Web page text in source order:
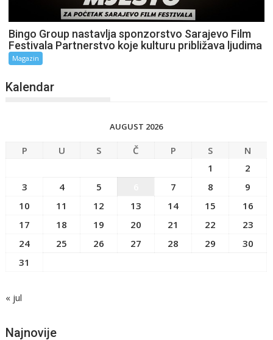
Bingo Group nastavlja sponzorstvo Sarajevo Film
Festivala Partnerstvo koje kulturu približava ljudima
Magazin
Kalendar
AUGUST 2026
P U S Č P S
N
1
2
3
4 5 7 8
9
10
11 12 13 14 15
16
17
18 19 20 21 22
23
24
25 26 27 28 29
30
31
« jul
Najnovije